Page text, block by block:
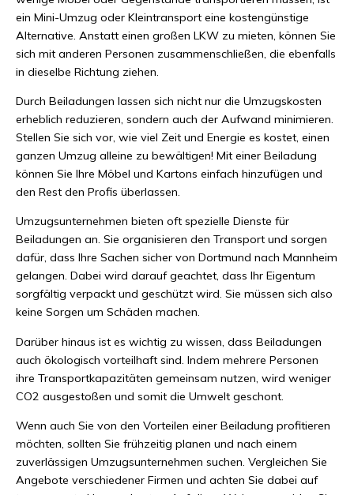
ein Mini-Umzug oder Kleintransport eine kostengünstige
Alternative. Anstatt einen großen LKW zu mieten, können Sie
sich mit anderen Personen zusammenschließen, die ebenfalls
in dieselbe Richtung ziehen.
Durch Beiladungen lassen sich nicht nur die Umzugskosten
erheblich reduzieren, sondern auch der Aufwand minimieren.
Stellen Sie sich vor, wie viel Zeit und Energie es kostet, einen
ganzen Umzug alleine zu bewältigen! Mit einer Beiladung
können Sie Ihre Möbel und Kartons einfach hinzufügen und
den Rest den Profis überlassen.
Umzugsunternehmen bieten oft spezielle Dienste für
Beiladungen an. Sie organisieren den Transport und sorgen
dafür, dass Ihre Sachen sicher von Dortmund nach Mannheim
gelangen. Dabei wird darauf geachtet, dass Ihr Eigentum
sorgfältig verpackt und geschützt wird. Sie müssen sich also
keine Sorgen um Schäden machen.
Darüber hinaus ist es wichtig zu wissen, dass Beiladungen
auch ökologisch vorteilhaft sind. Indem mehrere Personen
ihre Transportkapazitäten gemeinsam nutzen, wird weniger
CO2 ausgestoßen und somit die Umwelt geschont.
Wenn auch Sie von den Vorteilen einer Beiladung profitieren
möchten, sollten Sie frühzeitig planen und nach einem
zuverlässigen Umzugsunternehmen suchen. Vergleichen Sie
Angebote verschiedener Firmen und achten Sie dabei auf